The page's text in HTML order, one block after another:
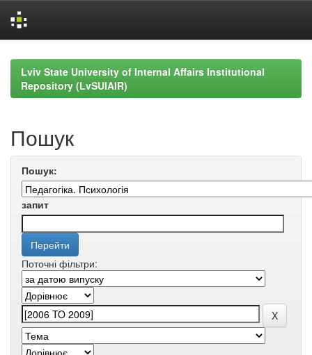
navigationLviv State University of Internal Affairs Institutional
Repository (LvSUIAIR)
Пошук
Пошук:
запит
Поточні фільтри: